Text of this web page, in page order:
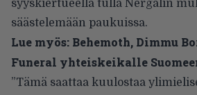
syyskiertueella tulla Nergalin
säästelemään paukuissa.
Lue myös: Behemoth, Dimmu
Funeral yhteiskeikalle
”Tämä saattaa kuulostaa